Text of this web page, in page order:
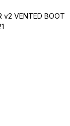
v2 VENTED BOOT